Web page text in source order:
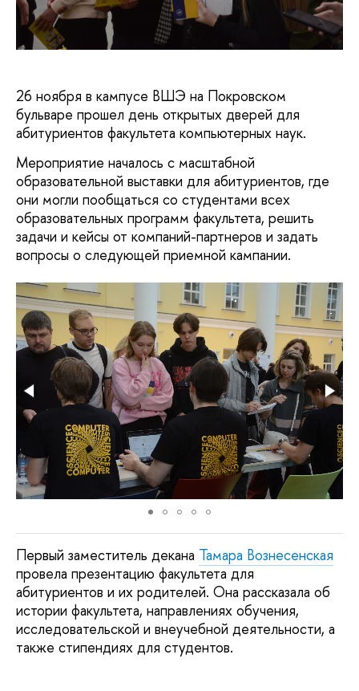
26 ноября в кампусе ВШЭ на Покровском
бульваре прошел день открытых дверей для
абитуриентов факультета компьютерных наук.
Мероприятие началось с масштабной
образовательной выставки для абитуриентов, где
они могли пообщаться со студентами всех
образовательных программ факультета, решить
задачи и кейсы от компаний-партнеров и задать
вопросы о следующей приемной кампании.
Первый заместитель декана Тамара Вознесенская
провела презентацию факультета для
абитуриентов и их родителей. Она рассказала об
истории факультета, направлениях обучения,
исследовательской и внеучебной деятельности, а
также стипендиях для студентов.